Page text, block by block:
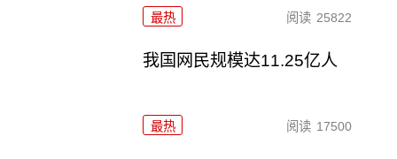
最热 阅读 25822
我国网民规模达11.25亿人
最热 阅读 17500